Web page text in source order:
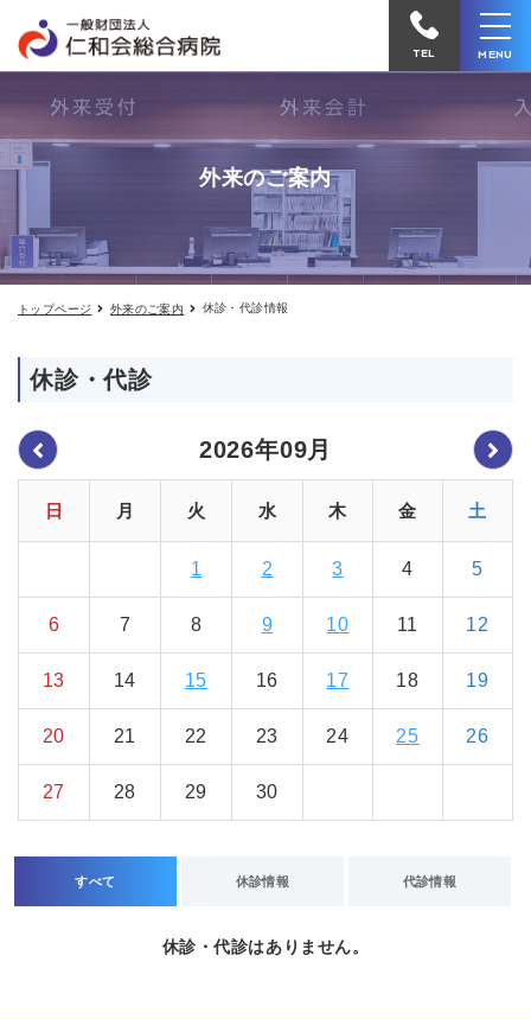
診・
診
合
へ
電
TEL MENU
外来のご案内
トップページ 外来のご案内 休診・代診情報
休診・代診
2026年09月
日 月 火 水 木 金 土
1 2 3 4 5
6 7 8 9 10 11 12
13 14 15 16 17 18 19
20 21 22 23 24 25 26
27 28 29 30
すべて 休診情報 代診情報
休診・代診はありません。